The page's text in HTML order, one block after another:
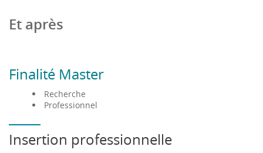
Et après
Finalité Master
Recherche
Professionnel
Insertion professionnelle